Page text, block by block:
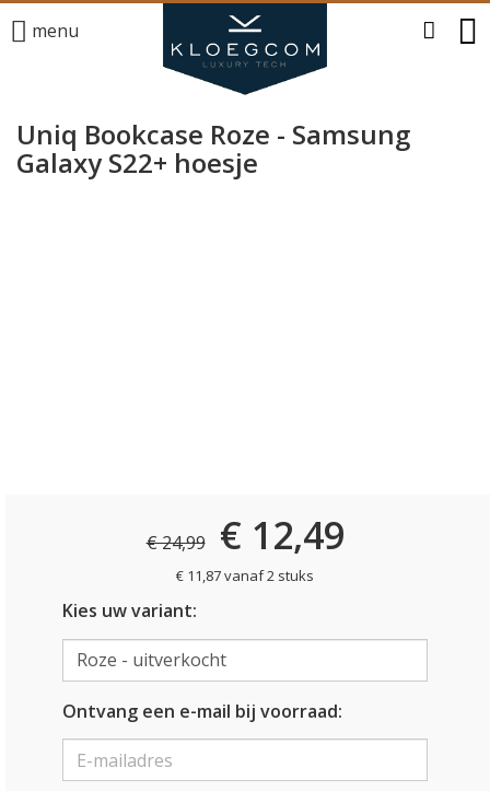
menu
Uniq Bookcase Roze - Samsung
Galaxy S22+ hoesje
€ 24,99 € 12,49
€ 11,87 vanaf 2 stuks
Kies uw variant:
Ontvang een e-mail bij voorraad: